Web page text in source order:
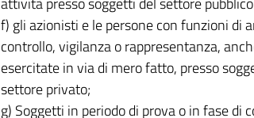
f) gli azionisti e le persone con funzioni di
controllo, vigilanza o rappresentanza,
esercitate in via di mero fatto, presso
settore privato;
g) Soggetti in periodo di prova o in fase di